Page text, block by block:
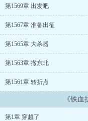
第1569章 出发吧
第1567章 准备出征
第1565章 大杀器
第1563章 撤东北
第1561章 转折点
《铁
第1章 穿越了